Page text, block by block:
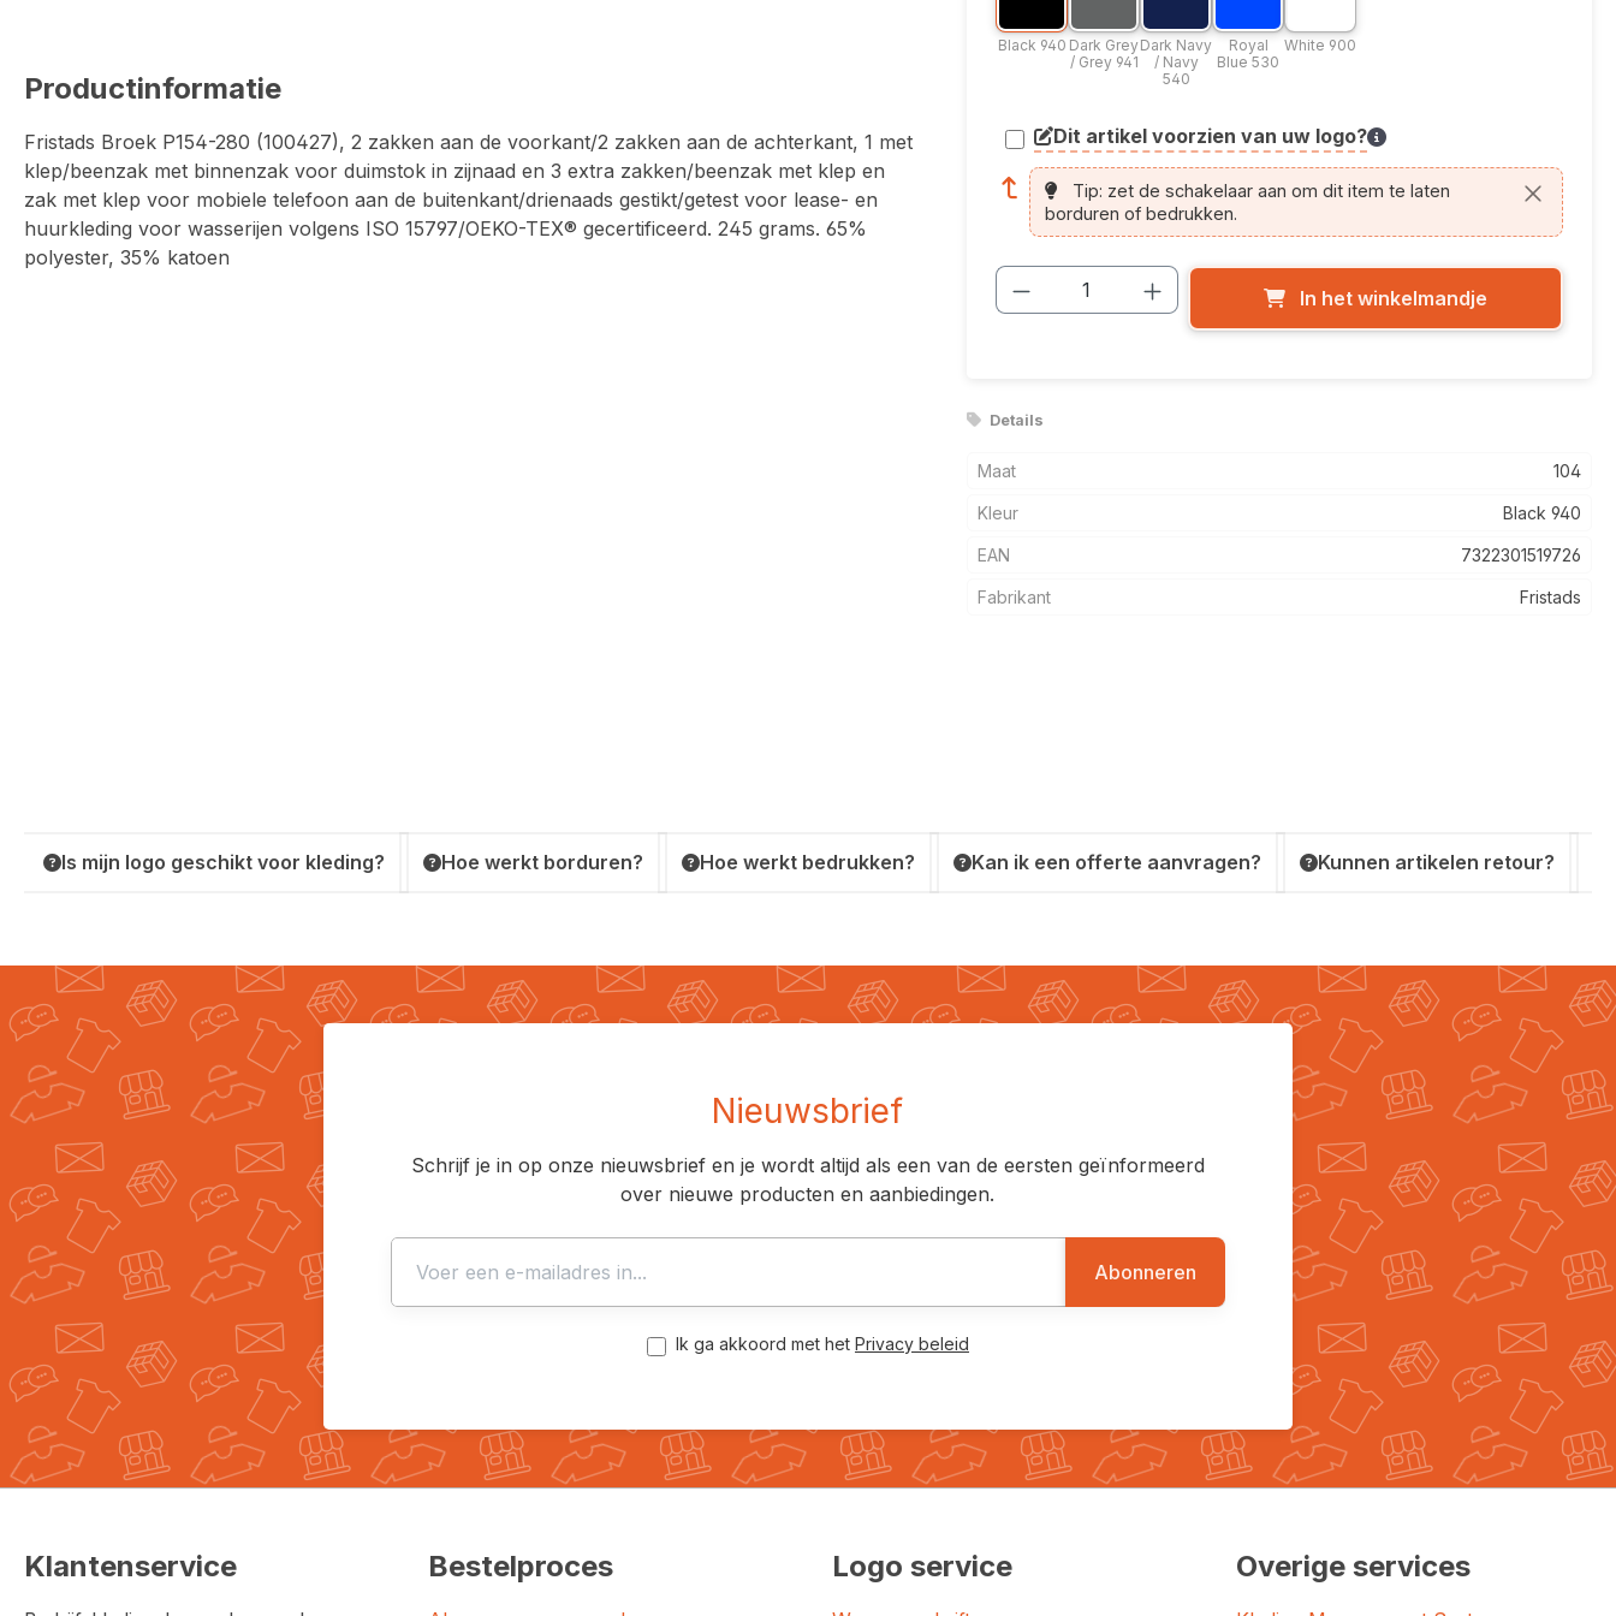
Productinformatie
Fristads Broek P154-280 (100427), 2 zakken aan de voorkant/2 zakken aan de achterkant, 1 met
klep/beenzak met binnenzak voor duimstok in zijnaad en 3 extra zakken/beenzak met klep en
zak met klep voor mobiele telefoon aan de buitenkant/drienaads gestikt/getest voor lease- en
huurkleding voor wasserijen volgens ISO 15797/OEKO-TEX® gecertificeerd. 245 grams. 65%
polyester, 35% katoen
Black 940 Dark Grey
/ Grey 941
Dark Navy
/ Navy
540
Royal
Blue 530
White 900
Dit artikel voorzien van uw logo?
article.printing.helptext
Tip: zet de schakelaar aan om dit item te laten
borduren of bedrukken.
Producthoeveelheid: Voer de gewenste
In het winkelmandje
Details
Maat 104
Kleur Black 940
EAN 7322301519726
Fabrikant Fristads
Is mijn logo geschikt voor kleding? Hoe werkt borduren? Hoe werkt bedrukken? Kan ik een offerte aanvragen? Kunnen artikelen retour?
Nieuwsbrief
Schrijf je in op onze nieuwsbrief en je wordt altijd als een van de eersten geïnformeerd
over nieuwe producten en aanbiedingen.
Abonneren
Ik ga akkoord met het Privacy beleid
Klantenservice Bestelproces Logo service Overige services